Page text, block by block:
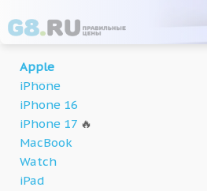
Apple
iPhone
iPhone 16
iPhone 17 🔥
MacBook
Watch
iPad